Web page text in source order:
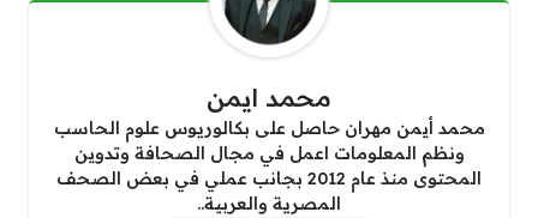
محمد ايمن
محمد أيمن مهران حاصل على بكالوريوس علوم الحاسب
ونظم المعلومات اعمل في مجال الصحافة وتدوين
المحتوى منذ عام 2012 بجانب عملي في بعض الصحف
المصرية والعربية..